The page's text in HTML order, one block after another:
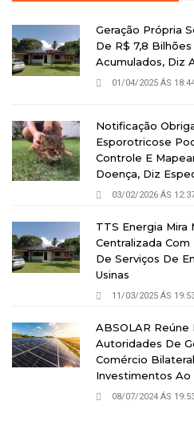
Geração Própria
De R$ 7,8
Acumulados, Diz
01/04/2025 ÁS
Notificação
Esporotricose
Controle E
Doença, Diz
03/02/2026 ÁS
TTS Energia Mira
Centralizada
De Serviços De
Usinas
11/03/2025 ÁS
ABSOLAR Reúne
Autoridades De
Comércio
Investimentos Ao
08/07/2024 ÁS